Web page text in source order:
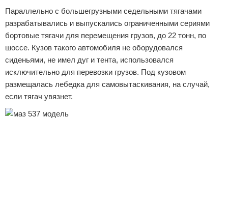
Параллельно с большегрузными седельными тягачами
разрабатывались и выпускались ограниченными сериями
бортовые тягачи для перемещения грузов, до 22 тонн, по
шоссе. Кузов такого автомобиля не оборудовался
сиденьями, не имел дуг и тента, использовался
исключительно для перевозки грузов. Под кузовом
размещалась лебедка для самовытаскивания, на случай,
если тягач увязнет.